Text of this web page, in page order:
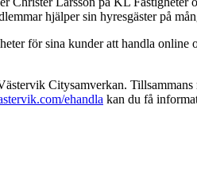
hjälper sin hyresgäster på
för sina kunder att handla
Citysamverkan.
ehandla kan du få